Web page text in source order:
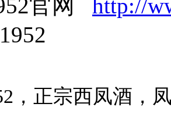
官网 http://
，正宗西凤酒